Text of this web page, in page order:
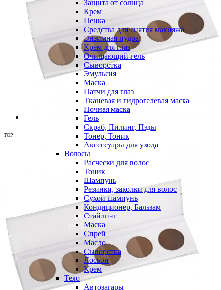
Защита от солнца
Крем
Пенка
Средства для снятия макияжа
Энзимная пудра
Крем для глаз
Очищающий гель
Сыворотка
Эмульсия
Маска
Патчи для глаз
Тканевая и гидрогелевая маска
Ночная маска
Гель
Скраб, Пилинг, Пэды
Тонер, Тоник
Аксессуары для ухода
Волосы
Расчески для волос
Тоник
Шампунь
Резинки, заколки для волос
Сухой шампунь
Кондиционер, Бальзам
Стайлинг
Маска
Спрей
Масло
Сыворотка
Лосьон
Крем
Тело
Автозагары
TOP